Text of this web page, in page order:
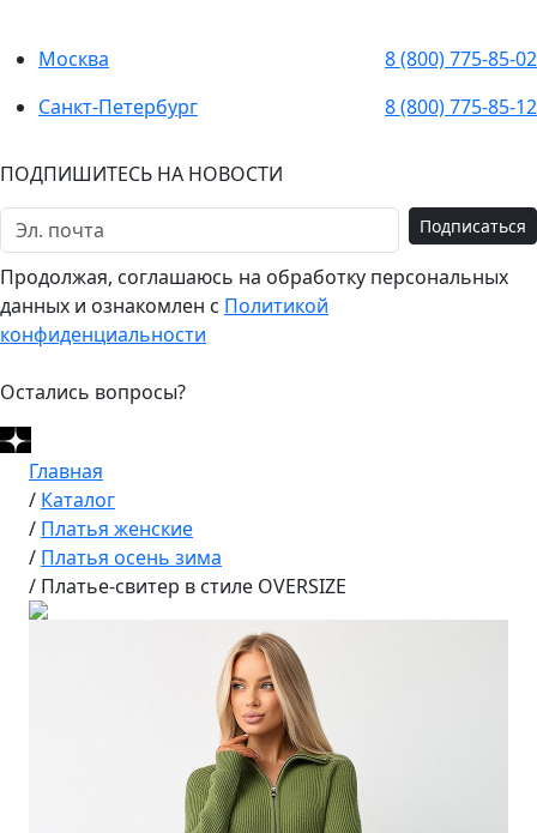
Москва
8 (800) 775-85-02
Санкт-Петербург
8 (800) 775-85-12
ПОДПИШИТЕСЬ НА НОВОСТИ
Подписаться
Продолжая, соглашаюсь на обработку персональных
данных и ознакомлен с Политикой
конфиденциальности
Остались вопросы?
Главная
/ Каталог
/ Платья женские
/ Платья осень зима
/ Платье-свитер в стиле OVERSIZE